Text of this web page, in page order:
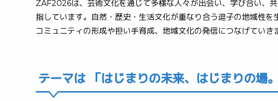
ZAF2026は、芸術文化を通じて多様な人々が出会い、学び合い、
指しています。自然・歴史・生活文化が重なり合う逗子の地域性
コミュニティの形成や担い手育成、地域文化の発信につなげていき
テーマは 「はじまりの未来、はじまりの場。